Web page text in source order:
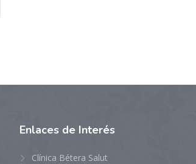
Enlaces de Interés
Clínica Bétera Salut